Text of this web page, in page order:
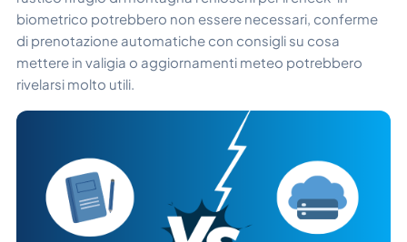
biometrico potrebbero non essere necessari, conferme
di prenotazione automatiche con consigli su cosa
mettere in valigia o aggiornamenti meteo potrebbero
rivelarsi molto utili.